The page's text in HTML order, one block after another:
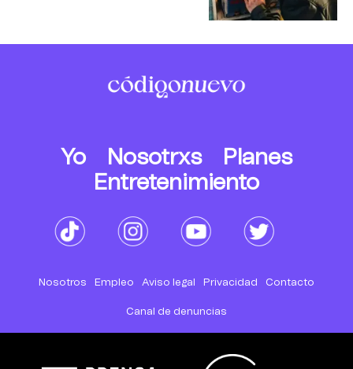
Yo Nosotrxs
Planes
Entretenimiento
Nosotros Empleo Aviso legal Privacidad Contacto
Canal de denuncias